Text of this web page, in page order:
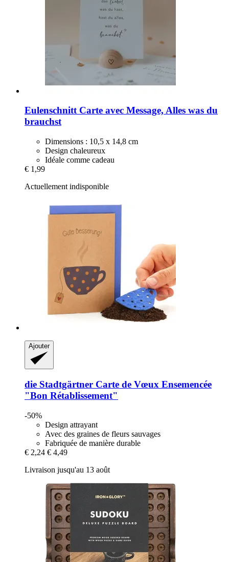
EulenschnittCarte avec Message, Alles was du
brauchst
Dimensions : 10,5 x 14,8 cm
Design chaleureux
Idéale comme cadeau
€ 1,99
Actuellement indisponible
Ajouter
die Stadtgärtner Carte de Vœux Ensemencée
"Bon Rétablissement"
-50%
Design attrayant
Avec des graines de fleurs sauvages
Fabriquée de manière durable
€ 2,24 € 4,49
Livraison jusqu'au 13 août